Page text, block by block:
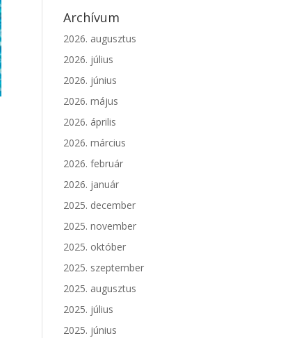
Archívum
2026. augusztus
2026. július
2026. június
2026. május
2026. április
2026. március
2026. február
2026. január
2025. december
2025. november
2025. október
2025. szeptember
2025. augusztus
2025. július
2025. június